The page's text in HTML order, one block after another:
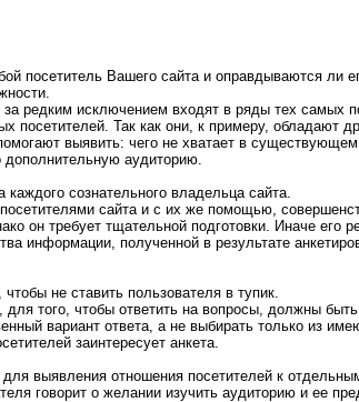
посетитель Вашего сайта и оправдываются ли
редким исключением входят в ряды тех самых
посетителей. Так как они, к примеру, обладают
выявить: чего не хватает в
дополнительную аудиторию.
сознательного владельца сайта.
сайта и с их же помощью,
он требует тщательной подготовки. Иначе его
информации, полученной в результате
не ставить пользователя в тупик.
для того, чтобы ответить на вопросы, должны
вариант ответа, а не выбирать только из
заинтересует анкета.
выявления отношения посетителей к
говорит о желании изучить аудиторию и ее